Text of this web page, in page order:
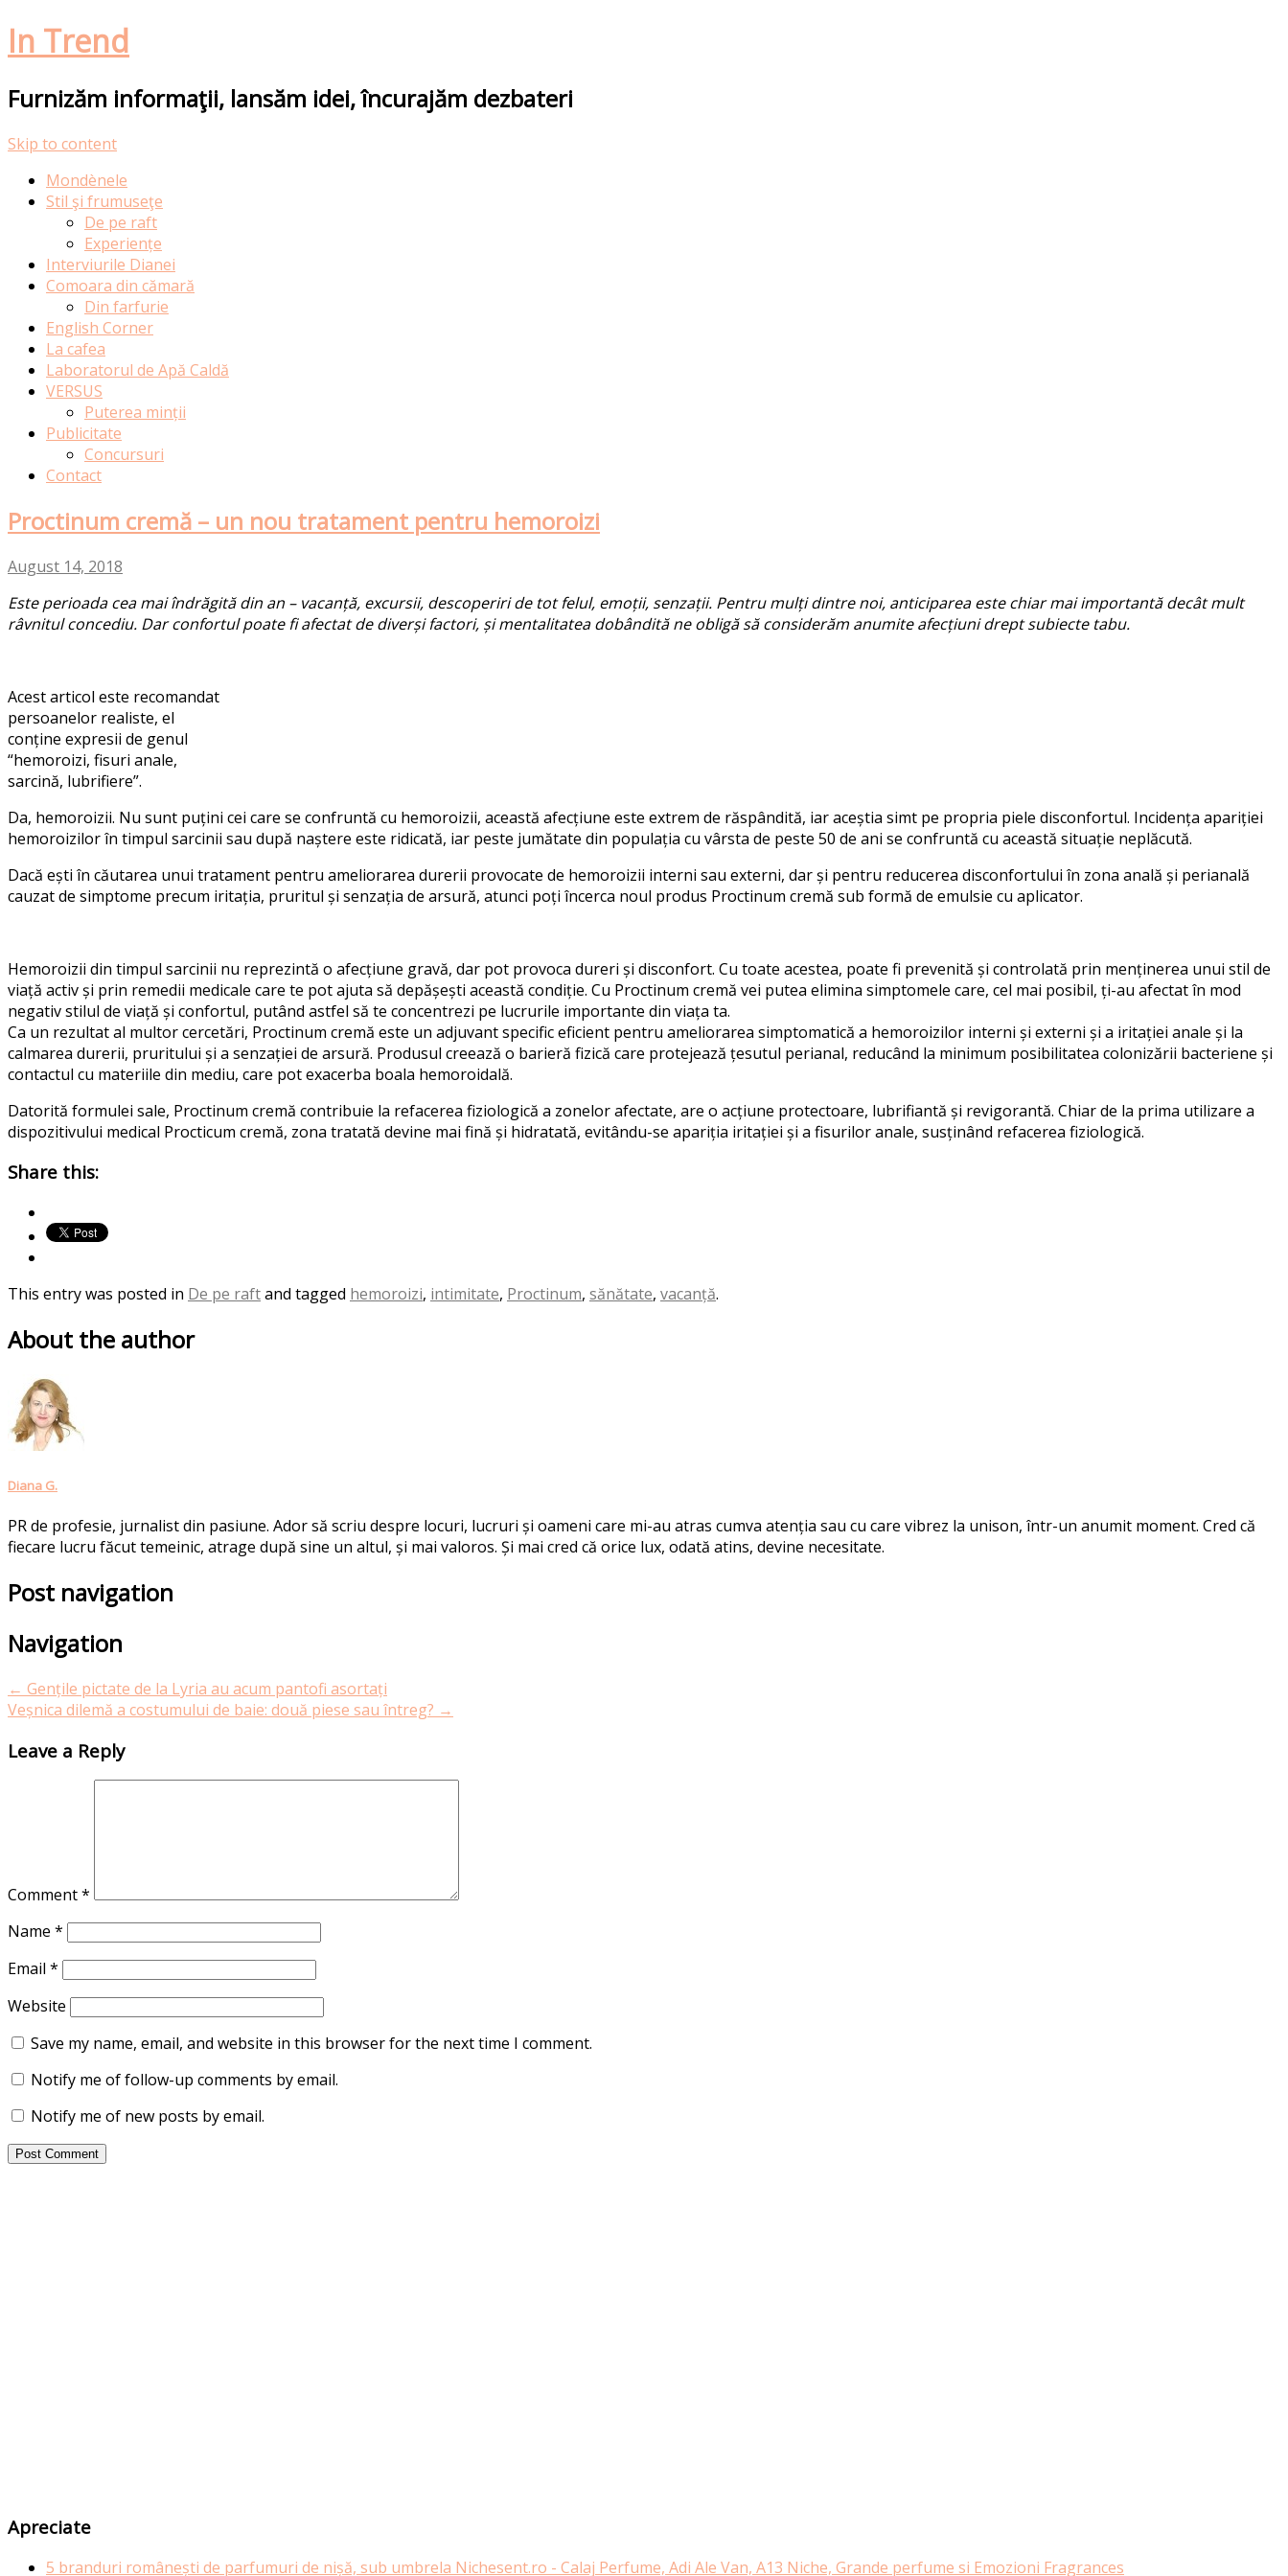
In Trend
Furnizăm informaţii, lansăm idei, încurajăm dezbateri
Skip to content
Mondènele
Stil şi frumuseţe
De pe raft
Experiențe
Interviurile Dianei
Comoara din cămară
Din farfurie
English Corner
La cafea
Laboratorul de Apă Caldă
VERSUS
Puterea minții
Publicitate
Concursuri
Contact
Proctinum cremă – un nou tratament pentru hemoroizi
August 14, 2018
Este perioada cea mai îndrăgită din an – vacanță, excursii, descoperiri de tot felul, emoții, senzații. Pentru mulți dintre noi, anticiparea este chiar mai importantă decât mult
râvnitul concediu. Dar confortul poate fi afectat de diverși factori, și mentalitatea dobândită ne obligă să considerăm anumite afecțiuni drept subiecte tabu.
Acest articol este recomandat
persoanelor realiste, el
conține expresii de genul
“hemoroizi, fisuri anale,
sarcină, lubrifiere”.
Da, hemoroizii. Nu sunt puțini cei care se confruntă cu hemoroizii, această afecțiune este extrem de răspândită, iar aceștia simt pe propria piele disconfortul. Incidența apariției
hemoroizilor în timpul sarcinii sau după naștere este ridicată, iar peste jumătate din populația cu vârsta de peste 50 de ani se confruntă cu această situație neplăcută.
Dacă ești în căutarea unui tratament pentru ameliorarea durerii provocate de hemoroizii interni sau externi, dar și pentru reducerea disconfortului în zona anală și perianală
cauzat de simptome precum iritația, pruritul și senzația de arsură, atunci poți încerca noul produs Proctinum cremă sub formă de emulsie cu aplicator.
Hemoroizii din timpul sarcinii nu reprezintă o afecțiune gravă, dar pot provoca dureri și disconfort. Cu toate acestea, poate fi prevenită și controlată prin menținerea unui stil de
viață activ și prin remedii medicale care te pot ajuta să depășești această condiție. Cu Proctinum cremă vei putea elimina simptomele care, cel mai posibil, ți-au afectat în mod
negativ stilul de viață și confortul, putând astfel să te concentrezi pe lucrurile importante din viața ta.
Ca un rezultat al multor cercetări, Proctinum cremă este un adjuvant specific eficient pentru ameliorarea simptomatică a hemoroizilor interni și externi și a iritației anale și la
calmarea durerii, pruritului și a senzației de arsură. Produsul creează o barieră fizică care protejează țesutul perianal, reducând la minimum posibilitatea colonizării bacteriene și
contactul cu materiile din mediu, care pot exacerba boala hemoroidală.
Datorită formulei sale, Proctinum cremă contribuie la refacerea fiziologică a zonelor afectate, are o acțiune protectoare, lubrifiantă și revigorantă. Chiar de la prima utilizare a
dispozitivului medical Procticum cremă, zona tratată devine mai fină și hidratată, evitându-se apariția iritației și a fisurilor anale, susținând refacerea fiziologică.
Share this:
This entry was posted in De pe raftand tagged hemoroizi, intimitate, Proctinum, sănătate, vacanță.
About the author
Diana G.
PR de profesie, jurnalist din pasiune. Ador să scriu despre locuri, lucruri și oameni care mi-au atras cumva atenția sau cu care vibrez la unison, într-un anumit moment. Cred că
fiecare lucru făcut temeinic, atrage după sine un altul, și mai valoros. Și mai cred că orice lux, odată atins, devine necesitate.
Post navigation
Navigation
← Gențile pictate de la Lyria au acum pantofi asortați
Veșnica dilemă a costumului de baie: două piese sau întreg? →
Leave a Reply
Comment*
Name *
Email *
Website
Save my name, email, and website in this browser for the next time I comment.
Notify me of follow-up comments by email.
Notify me of new posts by email.
Apreciate
5 branduri românești de parfumuri de nișă, sub umbrela Nichesent.ro - Calaj Perfume, Adi Ale Van, A13 Niche, Grande perfume si Emozioni Fragrances